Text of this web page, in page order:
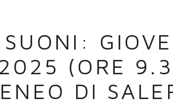
SUONI:
(ORE
DI